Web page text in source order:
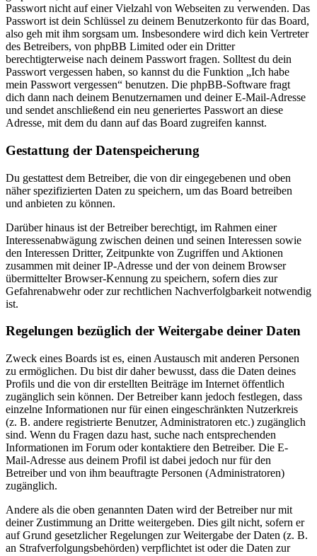
Passwort nicht auf einer Vielzahl von Webseiten zu verwenden. Das
Passwort ist dein Schlüssel zu deinem Benutzerkonto für das Board,
also geh mit ihm sorgsam um. Insbesondere wird dich kein Vertreter
des Betreibers, von phpBB Limited oder ein Dritter
berechtigterweise nach deinem Passwort fragen. Solltest du dein
Passwort vergessen haben, so kannst du die Funktion „Ich habe
mein Passwort vergessen“ benutzen. Die phpBB-Software fragt
dich dann nach deinem Benutzernamen und deiner E-Mail-Adresse
und sendet anschließend ein neu generiertes Passwort an diese
Adresse, mit dem du dann auf das Board zugreifen kannst.
Gestattung der Datenspeicherung
Du gestattest dem Betreiber, die von dir eingegebenen und oben
näher spezifizierten Daten zu speichern, um das Board betreiben
und anbieten zu können.
Darüber hinaus ist der Betreiber berechtigt, im Rahmen einer
Interessenabwägung zwischen deinen und seinen Interessen sowie
den Interessen Dritter, Zeitpunkte von Zugriffen und Aktionen
zusammen mit deiner IP-Adresse und der von deinem Browser
übermittelter Browser-Kennung zu speichern, sofern dies zur
Gefahrenabwehr oder zur rechtlichen Nachverfolgbarkeit notwendig
ist.
Regelungen bezüglich der Weitergabe deiner Daten
Zweck eines Boards ist es, einen Austausch mit anderen Personen
zu ermöglichen. Du bist dir daher bewusst, dass die Daten deines
Profils und die von dir erstellten Beiträge im Internet öffentlich
zugänglich sein können. Der Betreiber kann jedoch festlegen, dass
einzelne Informationen nur für einen eingeschränkten Nutzerkreis
(z. B. andere registrierte Benutzer, Administratoren etc.) zugänglich
sind. Wenn du Fragen dazu hast, suche nach entsprechenden
Informationen im Forum oder kontaktiere den Betreiber. Die E-
Mail-Adresse aus deinem Profil ist dabei jedoch nur für den
Betreiber und von ihm beauftragte Personen (Administratoren)
zugänglich.
Andere als die oben genannten Daten wird der Betreiber nur mit
deiner Zustimmung an Dritte weitergeben. Dies gilt nicht, sofern er
auf Grund gesetzlicher Regelungen zur Weitergabe der Daten (z. B.
an Strafverfolgungsbehörden) verpflichtet ist oder die Daten zur